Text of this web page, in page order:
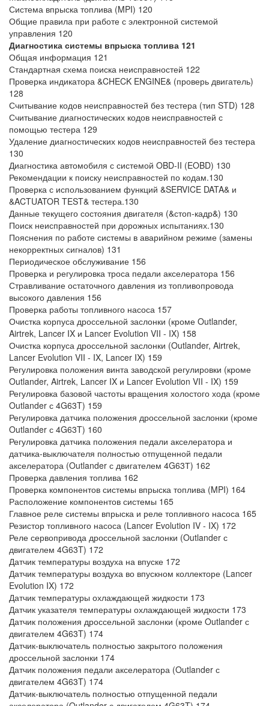
Система впрыска топлива (MPI) 120
Общие правила при работе с электронной системой
управления 120
Диагностика системы впрыска топлива 121
Общая информация 121
Стандартная схема поиска неисправностей 122
Проверка индикатора &CHECK ENGINE& (проверь двигатель)
128
Считывание кодов неисправностей без тестера (тип STD) 128
Считывание диагностических кодов неисправностей с
помощью тестера 129
Удаление диагностических кодов неисправностей без тестера
130
Диагностика автомобиля с системой OBD-II (EOBD) 130
Рекомендации к поиску неисправностей по кодам.130
Проверка с использованием функций &SERVICE DATA& и
&ACTUATOR TEST& тестера.130
Данные текущего состояния двигателя (&стоп-кадр&) 130
Поиск неисправностей при дорожных испытаниях.130
Пояснения по работе системы в аварийном режиме (замены
некорректных сигналов) 131
Периодическое обслуживание 156
Проверка и регулировка троса педали акселератора 156
Стравливание остаточного давления из топливопровода
высокого давления 156
Проверка работы топливного насоса 157
Очистка корпуса дроссельной заслонки (кроме Outlander,
Airtrek, Lancer IX и Lancer Evolution VII - IX) 158
Очистка корпуса дроссельной заслонки (Outlander, Airtrek,
Lancer Evolution VII - IX, Lancer IX) 159
Регулировка положения винта заводской регулировки (кроме
Outlander, Airtrek, Lancer IX и Lancer Evolution VII - IX) 159
Регулировка базовой частоты вращения холостого хода (кроме
Outlander с 4G63T) 159
Регулировка датчика положения дроссельной заслонки (кроме
Outlander с 4G63T) 160
Регулировка датчика положения педали акселератора и
датчика-выключателя полностью отпущенной педали
акселератора (Outlander с двигателем 4G63Т) 162
Проверка давления топлива 162
Проверка компонентов системы впрыска топлива (MPI) 164
Расположение компонентов системы 165
Главное реле системы впрыска и реле топливного насоса 165
Резистор топливного насоса (Lancer Evolution IV - IX) 172
Реле сервопривода дроссельной заслонки (Outlander с
двигателем 4G63T) 172
Датчик температуры воздуха на впуске 172
Датчик температуры воздуха во впускном коллекторе (Lancer
Evolution IX) 172
Датчик температуры охлаждающей жидкости 173
Датчик указателя температуры охлаждающей жидкости 173
Датчик положения дроссельной заслонки (кроме Outlander с
двигателем 4G63T) 174
Датчик-выключатель полностью закрытого положения
дроссельной заслонки 174
Датчик положения педали акселератора (Outlander с
двигателем 4G63T) 174
Датчик-выключатель полностью отпущенной педали